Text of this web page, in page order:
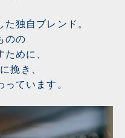
た独自ブレンド。
のの
ために、
挽き、
ています。